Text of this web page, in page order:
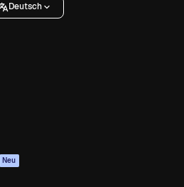
Deutsch
Neu